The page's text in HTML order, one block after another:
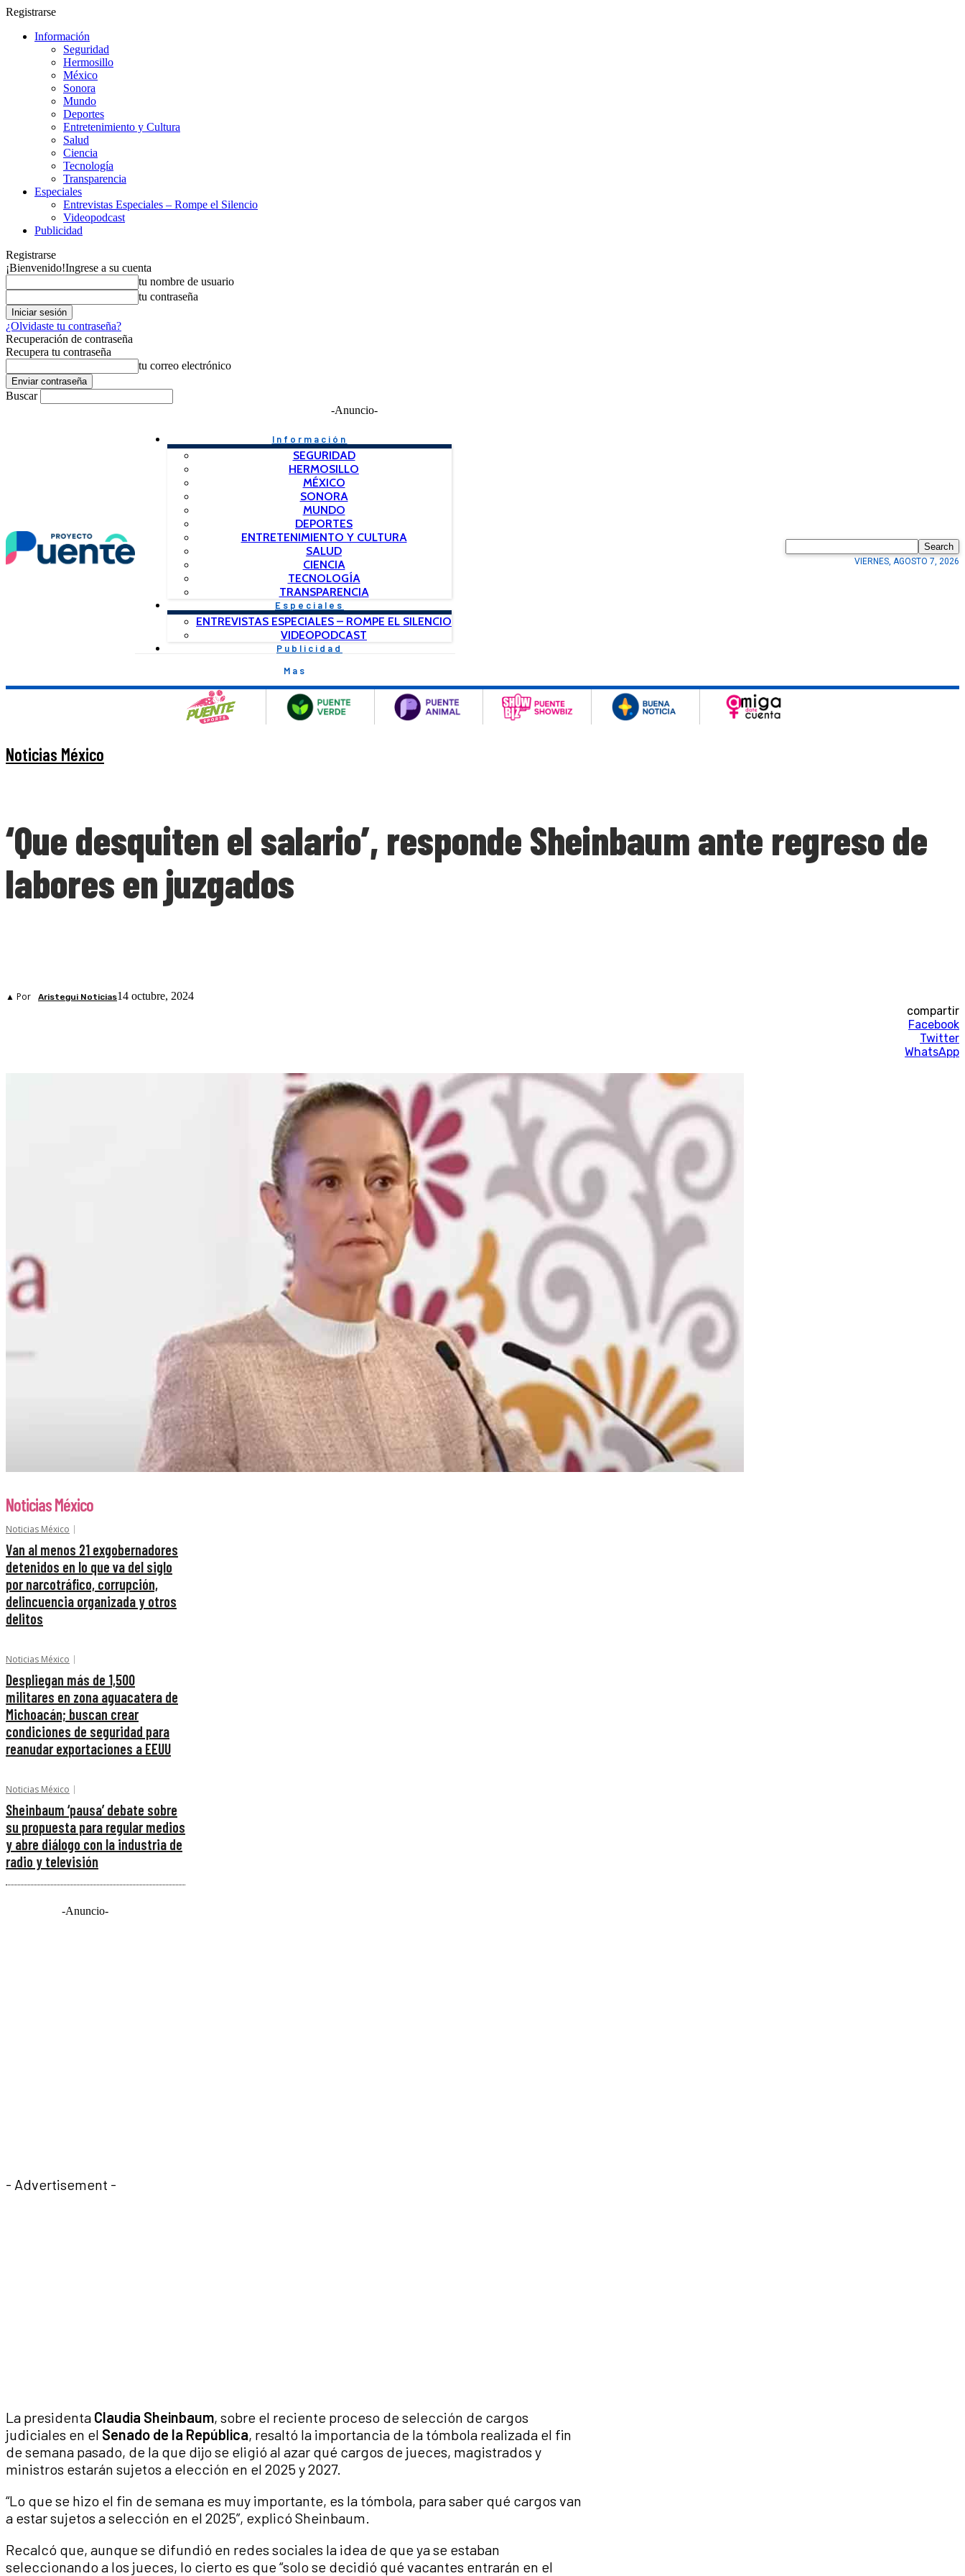
Registrarse
Información
Seguridad
Hermosillo
México
Sonora
Mundo
Deportes
Entretenimiento y Cultura
Salud
Ciencia
Tecnología
Transparencia
Especiales
Entrevistas Especiales – Rompe el Silencio
Videopodcast
Publicidad
Registrarse
¡Bienvenido!Ingrese a su cuenta
tu nombre de usuario
tu contraseña
¿Olvidaste tu contraseña?
Recuperación de contraseña
Recupera tu contraseña
tu correo electrónico
Buscar
-Anuncio-
Información
SEGURIDAD
HERMOSILLO
MÉXICO
SONORA
MUNDO
DEPORTES
ENTRETENIMIENTO Y CULTURA
SALUD
CIENCIA
TECNOLOGÍA
TRANSPARENCIA
Especiales
ENTREVISTAS ESPECIALES – ROMPE EL SILENCIO
VIDEOPODCAST
Publicidad
Mas
Search
VIERNES, AGOSTO 7, 2026
Noticias México
‘Que desquiten el salario’, responde Sheinbaum ante regreso de
labores en juzgados
▲ Por Aristegui Noticias14 octubre, 2024
compartir
Facebook
Twitter
WhatsApp
Noticias México
Noticias México
Van al menos 21 exgobernadores
detenidos en lo que va del siglo
por narcotráfico, corrupción,
delincuencia organizada y otros
delitos
Noticias México
Despliegan más de 1,500
militares en zona aguacatera de
Michoacán; buscan crear
condiciones de seguridad para
reanudar exportaciones a EEUU
Noticias México
Sheinbaum ‘pausa’ debate sobre
su propuesta para regular medios
y abre diálogo con la industria de
radio y televisión
-Anuncio-
- Advertisement -
La presidenta Claudia Sheinbaum, sobre el reciente proceso de selección de cargos
judiciales en el Senado de la República, resaltó la importancia de la tómbola realizada el fin
de semana pasado, de la que dijo se eligió al azar qué cargos de jueces, magistrados y
ministros estarán sujetos a elección en el 2025 y 2027.
“Lo que se hizo el fin de semana es muy importante, es la tómbola, para saber qué cargos van
a estar sujetos a selección en el 2025”, explicó Sheinbaum.
Recalcó que, aunque se difundió en redes sociales la idea de que ya se estaban
seleccionando a los jueces, lo cierto es que “solo se decidió qué vacantes entrarán en el